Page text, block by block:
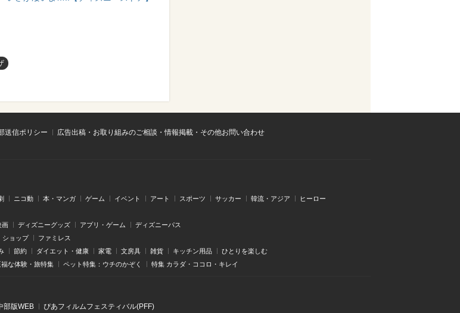
送信ポリシー
広告出稿・お取り組みのご相談・情報掲載・その他お問い合わせ
ニコ動 本・マンガ ゲーム イベント アート スポーツ サッカー 韓流・アジア ヒーロー
画 ディズニーグッズ アプリ・ゲーム ディズニーパス
ショップ ファミレス
節約 ダイエット・健康 家電 文房具 雑貨 キッチン用品 ひとりを楽しむ
な体験・旅特集 ペット特集：ウチのかぞく 特集 カラダ・ココロ・キレイ
部版WEB ぴあフィルムフェスティバル(PFF)